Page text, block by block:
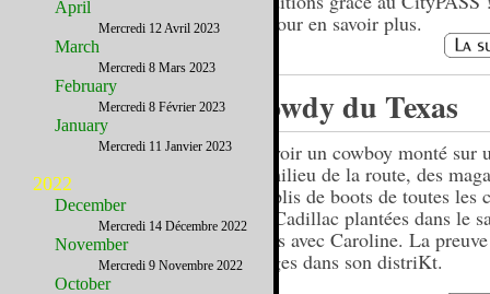
ici pour en savoir plus.
Howdy du Texas
Où voir un cowboy monté sur
au milieu de la route, des
remplis de boots de toutes les
des Cadillac plantées dans le
Texas avec Caroline. La
images dans son distriKt.
April
Mercredi 12 Avril 2023
March
Mercredi 8 Mars 2023
February
Mercredi 8 Février 2023
January
Mercredi 11 Janvier 2023
2022
December
Mercredi 14 Décembre 2022
November
Mercredi 9 Novembre 2022
October